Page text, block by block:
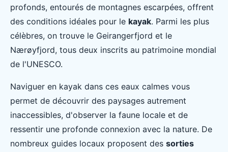
profonds, entourés de montagnes escarpées, offrent
des conditions idéales pour le kayak. Parmi les plus
célèbres, on trouve le Geirangerfjord et le
Nærøyfjord, tous deux inscrits au patrimoine mondial
de l'UNESCO.
Naviguer en kayak dans ces eaux calmes vous
permet de découvrir des paysages autrement
inaccessibles, d'observer la faune locale et de
ressentir une profonde connexion avec la nature. De
nombreux guides locaux proposent des sorties